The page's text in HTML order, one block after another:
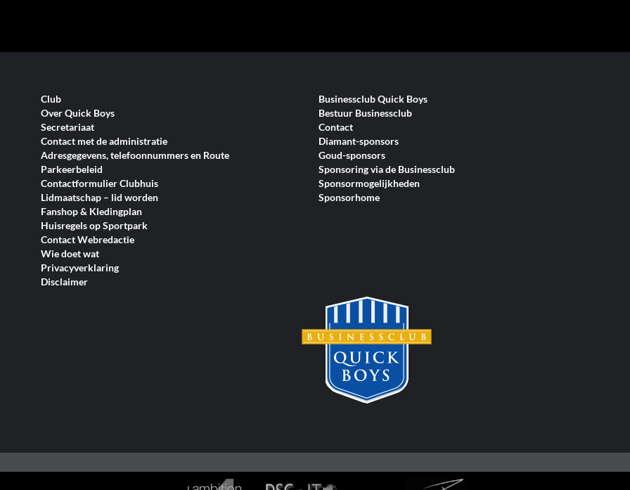
Club
Over Quick Boys
Secretariaat
Contact met de administratie
Adresgegevens, telefoonnummers en Route
Parkeerbeleid
Contactformulier Clubhuis
Lidmaatschap – lid worden
Fanshop & Kledingplan
Huisregels op Sportpark
Contact Webredactie
Wie doet wat
Privacyverklaring
Disclaimer
Businessclub Quick Boys
Bestuur Businessclub
Contact
Diamant-sponsors
Goud-sponsors
Sponsoring via de Businessclub
Sponsormogelijkheden
Sponsorhome